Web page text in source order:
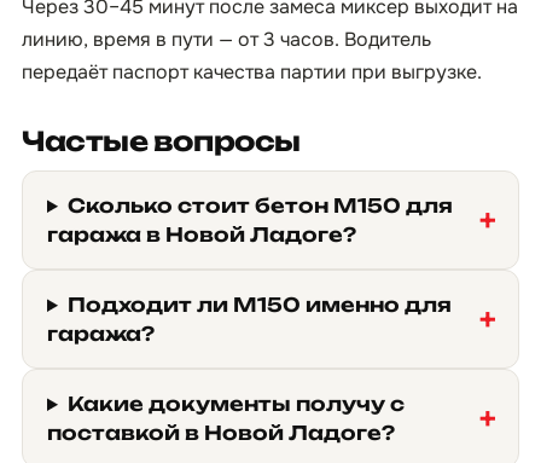
Через 30–45 минут после замеса миксер выходит на
линию, время в пути — от 3 часов. Водитель
передаёт паспорт качества партии при выгрузке.
Частые вопросы
Сколько стоит бетон М150 для
гаража в Новой Ладоге?
Подходит ли М150 именно для
гаража?
Какие документы получу с
поставкой в Новой Ладоге?